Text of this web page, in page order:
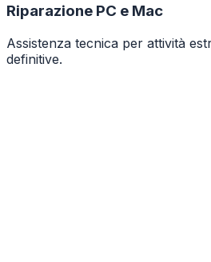
Riparazione PC e Mac
Assistenza tecnica per attività
definitive.